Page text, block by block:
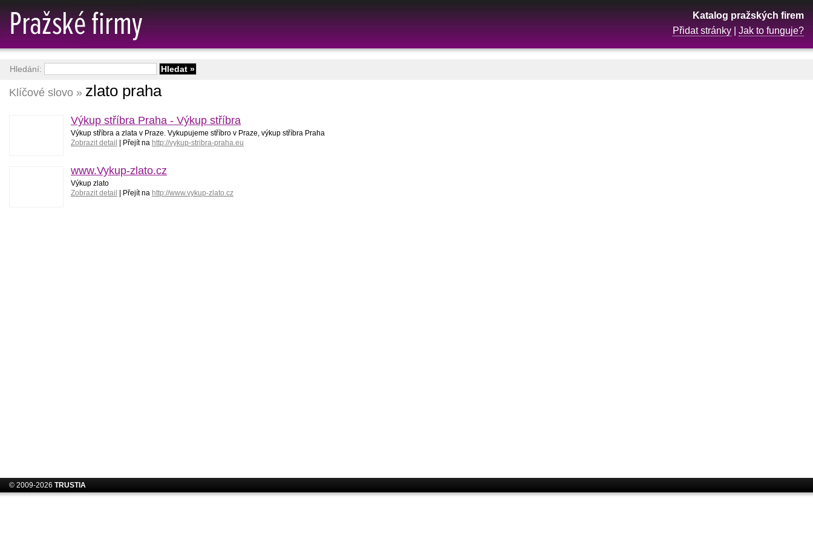
Klíčové slovo » zlato praha
Výkup stříbra Praha - Výkup stříbra
Výkup stříbra a zlata v Praze. Vykupujeme stříbro v Praze, výkup stříbra Praha
Zobrazit detail
| Přejít na http://vykup-stribra-praha.eu
www.Vykup-zlato.cz
Výkup zlato
Zobrazit detail
| Přejít na http://www.vykup-zlato.cz
Katalog pražských firem
Přidat stránky
Jak to funguje?
Hledání:
© 2009-2026 TRUSTIA